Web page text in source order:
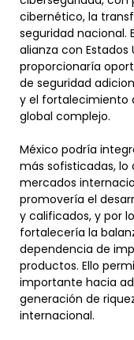
cibernético, la
seguridad nacional.
alianza con
proporcionaría
de seguridad
y el fortalecimiento
global complejo.
México podría
más sofisticadas,
mercados
promovería el
y calificados, y por
fortalecería la
dependencia de
productos. Ello
importante hacia
generación de
internacional.